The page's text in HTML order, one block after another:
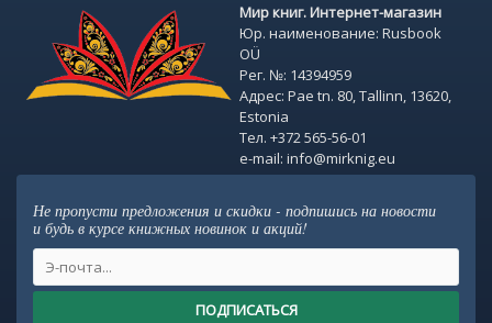
Мир книг. Интернет-магазин
Юр. наименование: Rusbook
OÜ
Рег. №: 14394959
Адрес: Pae tn. 80, Tallinn, 13620,
Estonia
Тел. +372 565-56-01
e-mail: info@mirknig.eu
Не пропусти предложения и скидки - подпишись на новости
и будь в курсе книжных новинок и акций!
ПОДПИСАТЬСЯ